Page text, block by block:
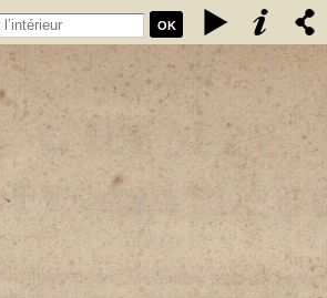
OK
d'apprendre facilement cette science en
de figures et de caractères
saisir, par la vue, les rapports de la
des corps par F. G. Courrejolles.
- Courrejolles, François-Gabriel